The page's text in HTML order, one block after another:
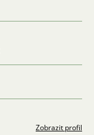
Zobrazit profil